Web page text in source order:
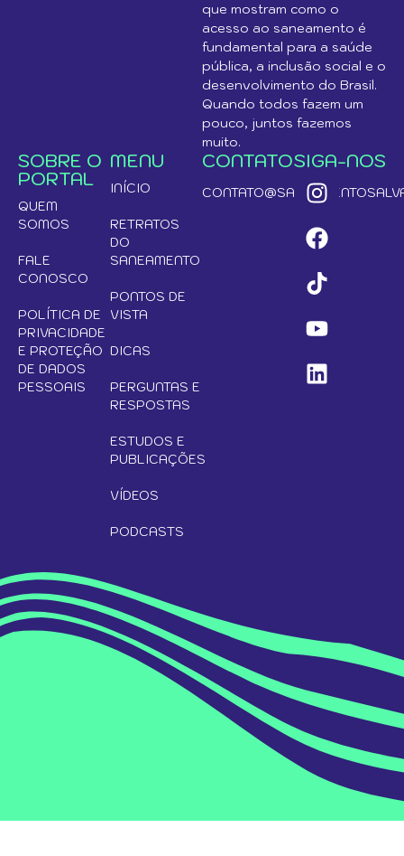
que mostram como o
acesso ao saneamento é
fundamental para a saúde
pública, a inclusão social e o
desenvolvimento do Brasil.
Quando todos fazem um
pouco, juntos fazemos
muito.
SOBRE O
PORTAL
QUEM
SOMOS
FALE
CONOSCO
POLÍTICA DE
PRIVACIDADE
E PROTEÇÃO
DE DADOS
PESSOAIS
MENU
INÍCIO
RETRATOS
DO
SANEAMENTO
PONTOS DE
VISTA
DICAS
PERGUNTAS E
RESPOSTAS
ESTUDOS E
PUBLICAÇÕES
VÍDEOS
PODCASTS
CONTATOSIGA-NOS